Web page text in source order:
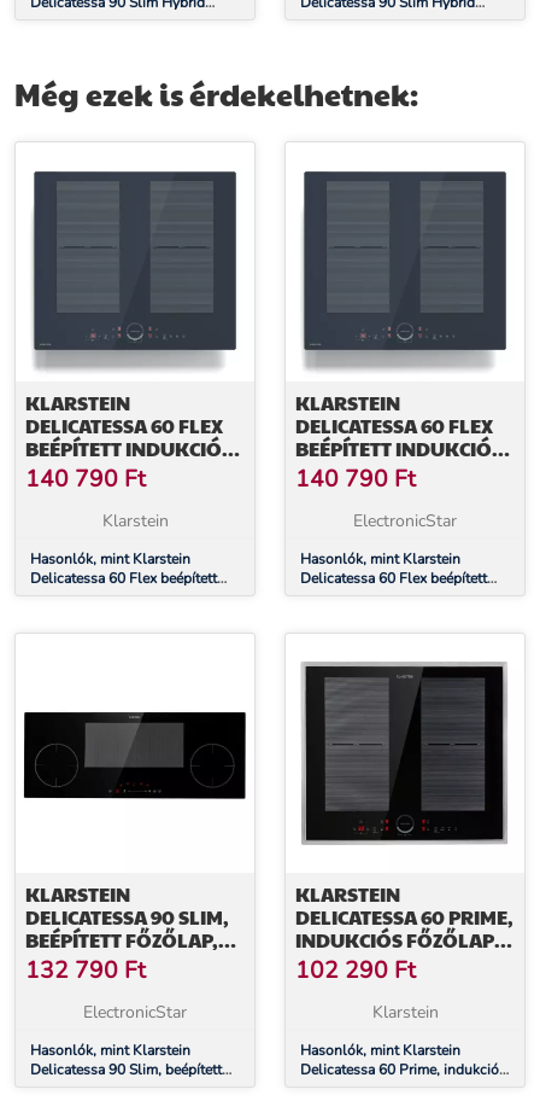
indukciós főzőlap
indukciós főzőlap
Még ezek is érdekelhetnek:
KLARSTEIN
DELICATESSA 60 FLEX
BEÉPÍTETT INDUKCIÓS
FŐZŐLAP, 7000 W,
FLEXI ZÓNA, BOOSTER,
INDUKCIÓ
140 790 Ft
Klarstein
Hasonlók, mint Klarstein
Delicatessa 60 Flex beépített
indukciós főzőlap, 7000 W,
KLARSTEIN
DELICATESSA 60 FLEX
BEÉPÍTETT INDUKCIÓS
FŐZŐLAP, 7000 W,
FLEXI ZÓNA, BOOSTER,
INDUKCIÓ
140 790 Ft
ElectronicStar
Hasonlók, mint Klarstein
Delicatessa 60 Flex beépített
indukciós főzőlap, 7000 W,
KLARSTEIN
DELICATESSA 90 SLIM,
BEÉPÍTETT FŐZŐLAP,
7000 W, 4 ZÓNA,
ÖNÁLLÓ
132 790 Ft
ElectronicStar
Hasonlók, mint Klarstein
Delicatessa 90 Slim, beépített
főzőlap, 7000 W, 4 zóna, önálló
KLARSTEIN
DELICATESSA 60 PRIME,
INDUKCIÓS FŐZŐLAP,
7000 W, 4 ZÓNA,
IDŐZÍTŐ, FEKETE
102 290 Ft
Klarstein
Hasonlók, mint Klarstein
Delicatessa 60 Prime, indukciós
főzőlap, 7000 W, 4 zóna,